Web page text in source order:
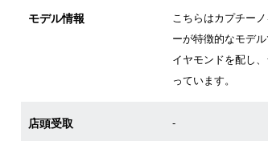
モデル情報
こちらはカプチー
ーが特徴的なモデ
イヤモンドを配し
っています。
店頭受取 -